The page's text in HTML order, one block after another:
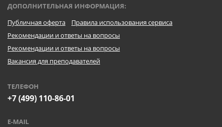
ДОПОЛНИТЕЛЬНАЯ ИНФОРМАЦИЯ:
Публичная оферта
Правила использования сервиса
Рекомендации и ответы на вопросы
Рекомендации и ответы на вопросы
Вакансия для преподавателей
ТЕЛЕФОН
+7 (499) 110-86-01
E-MAIL